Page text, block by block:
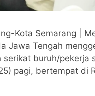
Kota Semarang |
Jawa Tengah
serikat buruh/pekerja
pagi, bertempat di